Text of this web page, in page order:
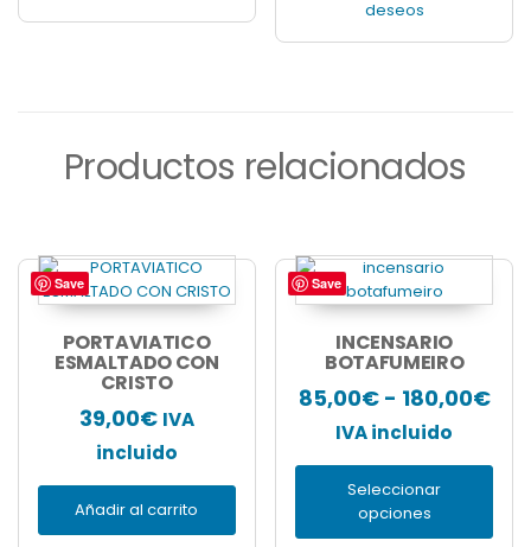
deseos
Productos relacionados
Save
PORTAVIATICO
ESMALTADO CON
CRISTO
39,00€ IVA
incluido
Añadir al carrito
Save
INCENSARIO
BOTAFUMEIRO
85,00€ - 180,00€
IVA incluido
Seleccionar
opciones
Este
producto
múltiples
variantes.
Las
opciones
pueden